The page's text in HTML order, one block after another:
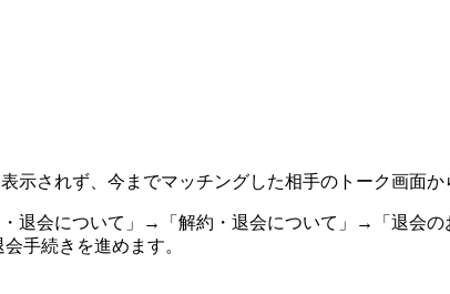
されず、今までマッチングした相手のトーク画面か
退会について」→「解約・退会について」→「退会の
手続きを進めます。